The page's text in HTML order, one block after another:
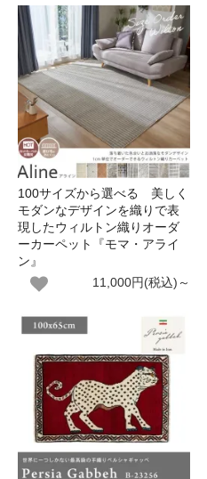
100サイズから選べる 美しく
モダンなデザインを織りで表
現したウィルトン織りオーダ
ーカーペット『モマ・アライ
ン』
11,000円(税込)～